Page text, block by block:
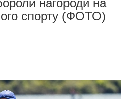
нагороди на
спорту (ФОТО)